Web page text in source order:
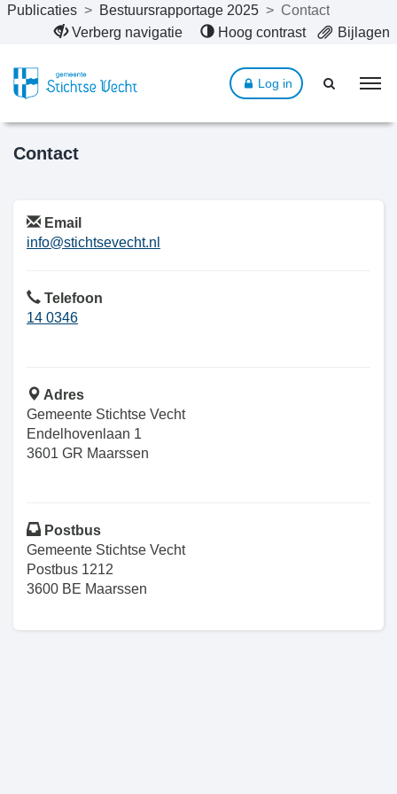
Naar hoofdinhoud
Publicaties > Bestuursrapportage 2025 > Contact
Verberg navigatie
Hoog contrast Bijlagen
Log in
Contact
Email
info@stichtsevecht.nl
Telefoon
14 0346
Adres
Gemeente Stichtse Vecht
Endelhovenlaan 1
3601 GR Maarssen
Postbus
Gemeente Stichtse Vecht
Postbus 1212
3600 BE Maarssen